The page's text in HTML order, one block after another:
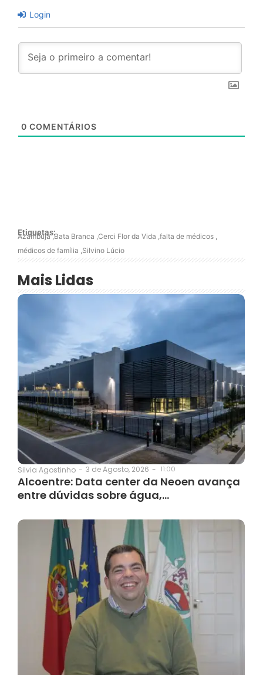
Login
0 COMENTÁRIOS
Etiquetas:
Azambuja,Bata Branca Cerci Flor da Vida falta de médicos
médicos de família Silvino Lúcio
Mais Lidas
Silvia Agostinho - 3 de Agosto, 2026 - 11:00
Alcoentre: Data center da Neoen avança
entre dúvidas sobre água,…